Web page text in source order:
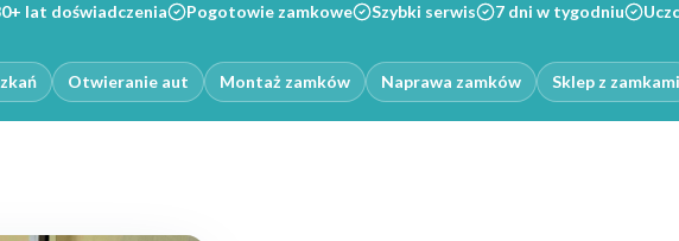
lat doświadczenia Pogotowie zamkowe Szybki serwis 7 dni w tygodniu
Otwieranie aut Montaż zamków Naprawa zamków Sklep z zamkami